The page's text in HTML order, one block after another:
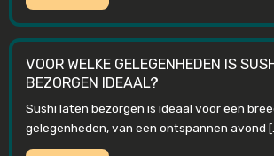
VOOR WELKE GELEGENHEDEN IS
BEZORGEN IDEAAL?
Sushi laten bezorgen is ideaal voor een
gelegenheden, van een ontspannen avond